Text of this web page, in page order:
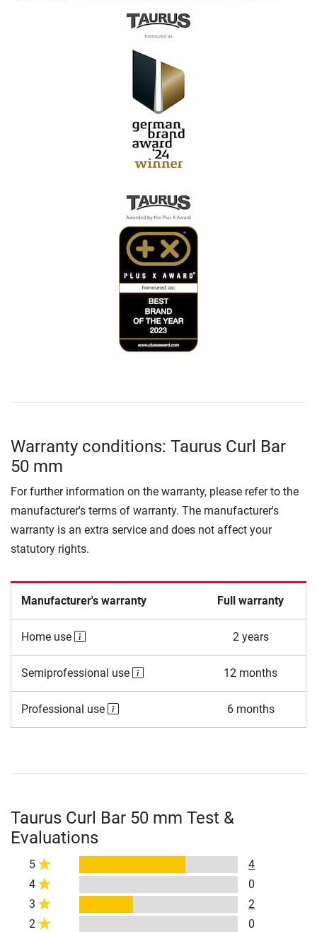
Warranty conditions: Taurus Curl Bar
50 mm
For further information on the warranty, please refer to the
manufacturer's terms of warranty. The manufacturer's
warranty is an extra service and does not affect your
statutory rights.
Manufacturer's warranty Full warranty
Home use 2 years
Semiprofessional use 12 months
Professional use 6 months
Taurus Curl Bar 50 mm Test &
Evaluations
5
4
4
0
3
2
2
0